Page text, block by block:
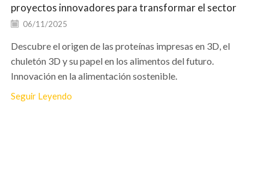
proyectos innovadores para transformar el sector
06/11/2025
Descubre el origen de las proteínas impresas en 3D, el
chuletón 3D y su papel en los alimentos del futuro.
Innovación en la alimentación sostenible.
Seguir Leyendo